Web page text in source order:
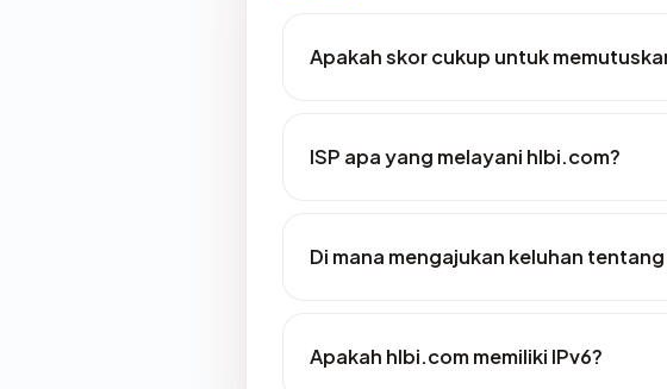
Apakah skor cukup untuk
ISP apa yang melayani hlbi.com?
Di mana mengajukan keluhan
Apakah hlbi.com memiliki IPv6?